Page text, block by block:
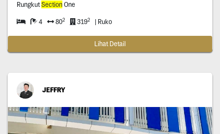
RungkutSectionOne
4 802 3192 | Ruko
Lihat Detail
JEFFRY